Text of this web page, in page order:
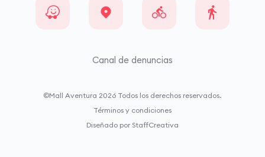
Canal de denuncias
©Mall Aventura 2026 Todos los derechos reservados.
Términos y condiciones
Diseñado por StaffCreativa